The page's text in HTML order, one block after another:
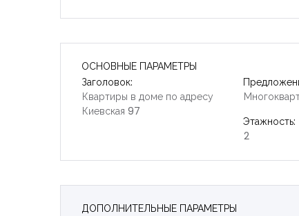
ОСНОВНЫЕ ПАРАМЕТРЫ
Заголовок:
Квартиры в доме по адресу
Киевская 97
Этажность:
2
ДОПОЛНИТЕЛЬНЫЕ ПАРАМЕТРЫ